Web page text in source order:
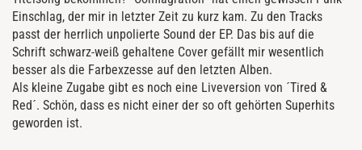
Einschlag, der mir in letzter Zeit zu kurz kam. Zu den Tracks
passt der herrlich unpolierte Sound der EP. Das bis auf die
Schrift schwarz-weiß gehaltene Cover gefällt mir wesentlich
besser als die Farbexzesse auf den letzten Alben.
Als kleine Zugabe gibt es noch eine Liveversion von ´Tired &
Red´. Schön, dass es nicht einer der so oft gehörten Superhits
geworden ist.